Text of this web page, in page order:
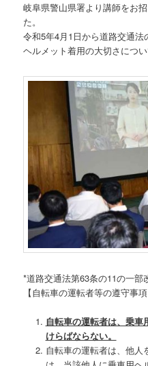
動
岐阜県警山県署より講師をお
た。
令和5年4月1日から道路交通
ヘルメット着用の大切さにつ
*道路交通法第63条の11の一部
【自転車の運転者等の遵守事項
自転車の運転者は、乗車
けらばならない。
自転車の運転者は、他人